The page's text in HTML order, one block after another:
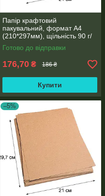
Папір крафтовий
пакувальний, формат А4
(210*297мм), щільність 90 г/
м2, пакування 250 аркушів
Готово до відправки
176,70 ₴ 186 ₴
Купити
–5%